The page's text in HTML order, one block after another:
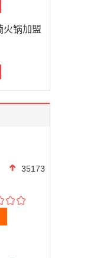
火锅加盟
35173